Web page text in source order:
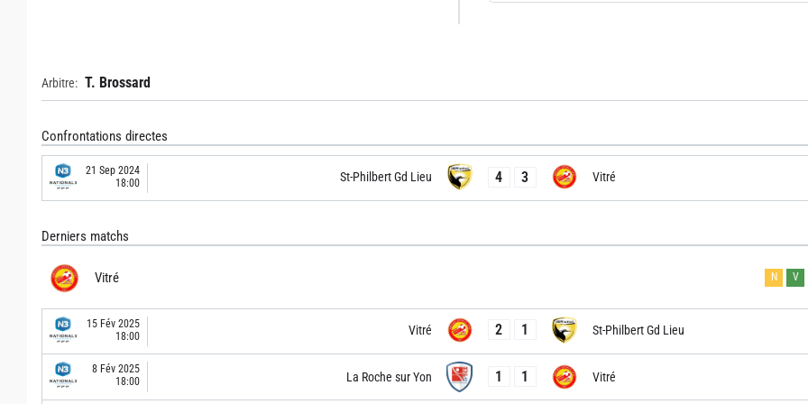
Arbitre: T. Brossard
Confrontations directes
21 Sep 2024
18:00
St-Philbert Gd Lieu 4 3 Vitré
Derniers matchs
Vitré N V
15 Fév 2025
18:00
Vitré 2 1 St-Philbert Gd Lieu
8 Fév 2025
18:00
La Roche sur Yon 1 1 Vitré